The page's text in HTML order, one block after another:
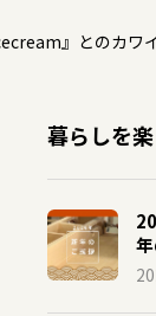
』とのカワ
暮らしを